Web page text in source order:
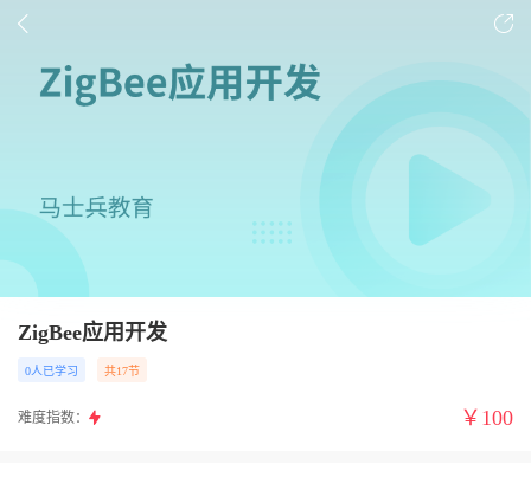
ZigBee应用开发
0人已学习 共17节
难度指数： ￥ 100